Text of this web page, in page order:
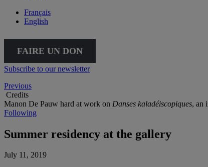
Français
English
FAIRE UN DON
Subscribe to our newsletter
Previous
Credits
Manon De Pauw hard at work on Danses kaladéiscopiques, an
Following
Summer residency at the gallery
July 11, 2019